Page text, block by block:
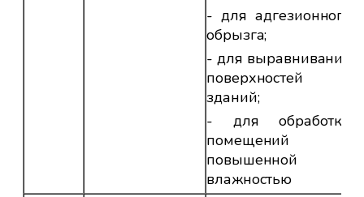
- для адгезионного
обрызга;
- для выравнивания
поверхностей
зданий;
- для обработки
помещений с
повышенной
влажностью